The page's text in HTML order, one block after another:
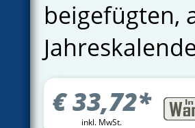
beigefügten,
€33,72*
inkl. MwSt.